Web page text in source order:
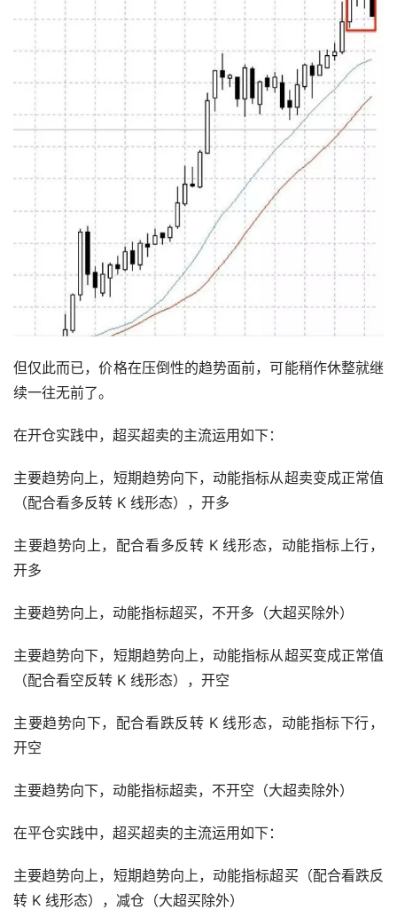
但仅此而已，价格在压倒性的趋势面前，可能稍作休整就继
续一往无前了。
在开仓实践中，超买超卖的主流运用如下：
主要趋势向上，短期趋势向下，动能指标从超卖变成正常值
（配合看多反转 K 线形态），开多
主要趋势向上，配合看多反转 K 线形态，动能指标上行，
开多
主要趋势向上，动能指标超买，不开多（大超买除外）
主要趋势向下，短期趋势向上，动能指标从超买变成正常值
（配合看空反转 K 线形态），开空
主要趋势向下，配合看跌反转 K 线形态，动能指标下行，
开空
主要趋势向下，动能指标超卖，不开空（大超卖除外）
在平仓实践中，超买超卖的主流运用如下：
主要趋势向上，短期趋势向上，动能指标超买（配合看跌反
转 K 线形态），减仓（大超买除外）